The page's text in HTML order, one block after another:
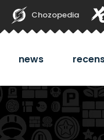
Chozopedia
news